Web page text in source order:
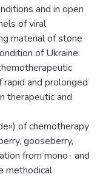
and in open
of viral
material of stone
of Ukraine.
and prolonged
therapeutic and
of chemotherapy
gooseberry,
from mono- and
methodical